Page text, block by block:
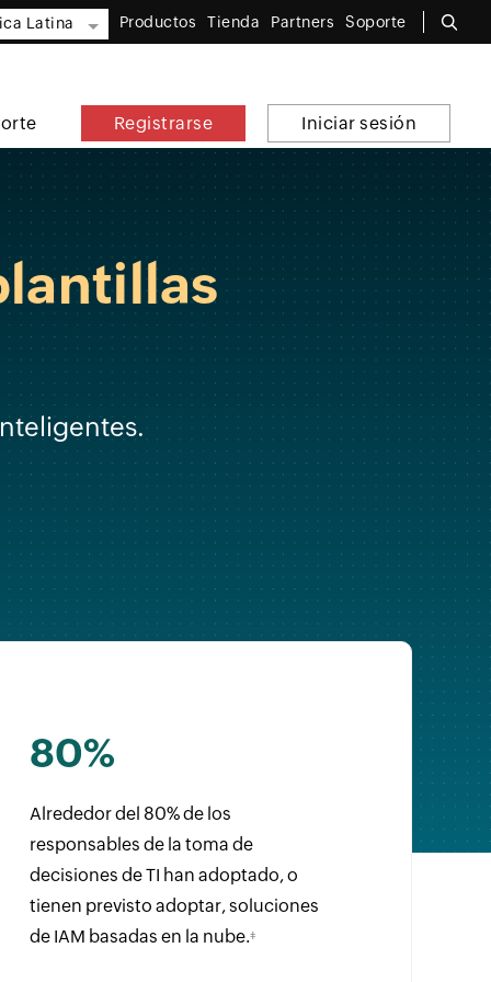
Latina Productos Tienda Partners Soporte
Registrarse Iniciar sesión
80%
Alrededor del 80% de los
responsables de la toma de
decisiones de TI han adoptado, o
tienen previsto adoptar, soluciones
de IAM basadas en la nube.‡